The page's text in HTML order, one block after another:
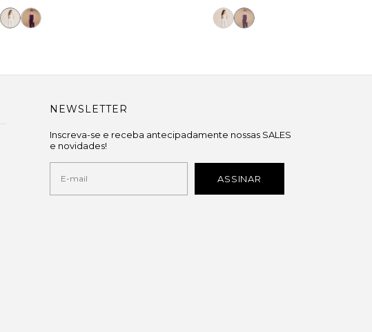
NEWSLETTER
Inscreva-se e receba antecipadamente nossas SALES
e novidades!